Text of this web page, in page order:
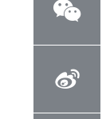

